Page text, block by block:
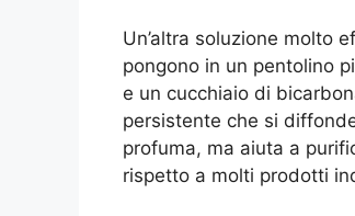
Un’altra soluzione molto
pongono in un pentolino
e un cucchiaio di
persistente che si
profuma, ma aiuta a
rispetto a molti prodotti